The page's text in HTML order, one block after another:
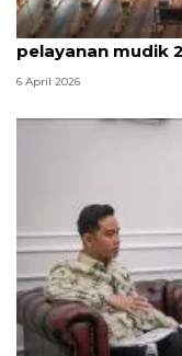
Survei: 88,8
pelayanan mudik
6 April 2026